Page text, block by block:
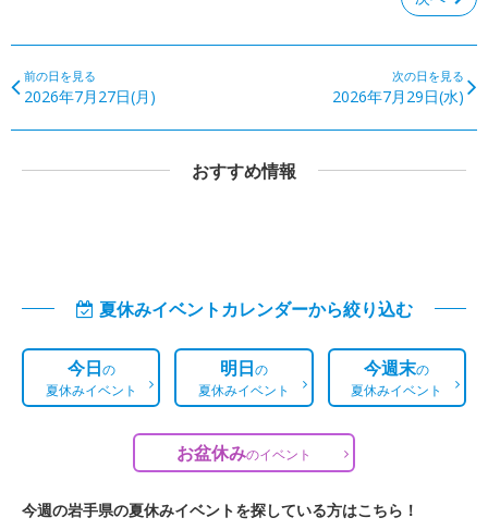
前の日を見る
2026年7月27日(月)
次の日を見る
2026年7月29日(水)
おすすめ情報
夏休みイベントカレンダーから絞り込む
今日の
夏休みイベント
明日の
夏休みイベント
今週末の
夏休みイベント
お盆休みのイベント
今週の岩手県の夏休みイベントを探している方はこちら！